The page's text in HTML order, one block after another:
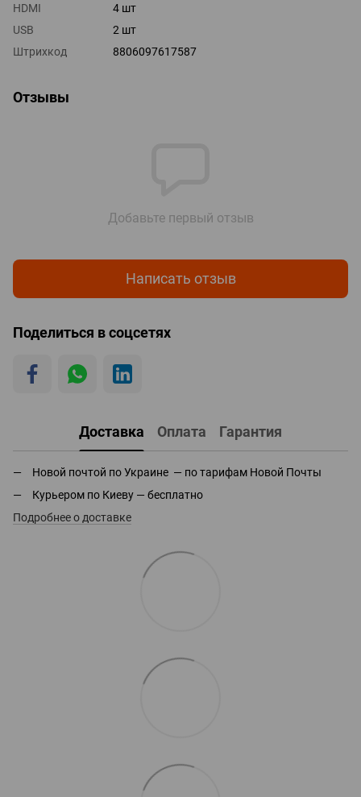
HDMI
4 шт
USB
2 шт
Штрихкод
8806097617587
Отзывы
Добавьте первый отзыв
Написать отзыв
Поделиться в соцсетях
Доставка Оплата Гарантия
Новой почтой по Украине — по тарифам Новой Почты
Курьером по Киеву — бесплатно
Подробнее о доставке